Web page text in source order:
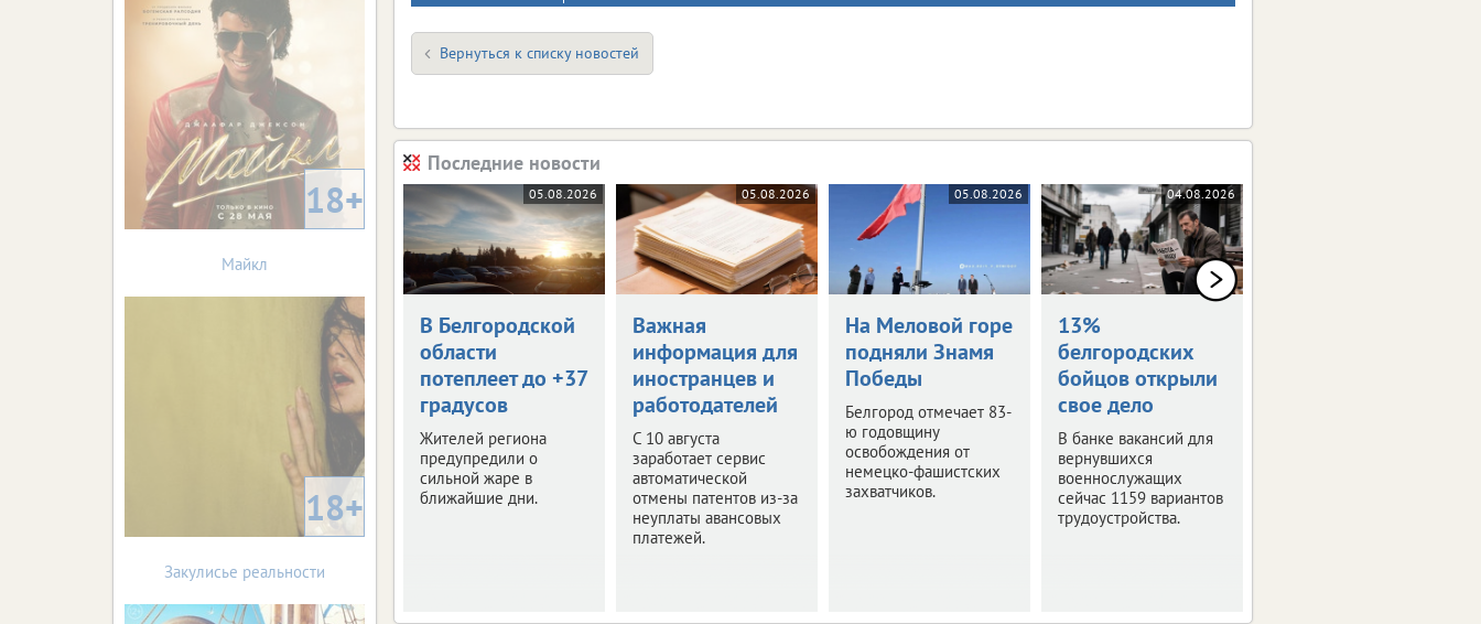
Вернуться к списку новостей
Последние новости
05.08.2026
В Белгородской
области
потеплеет до +37
градусов
Жителей региона
предупредили о
сильной жаре в
ближайшие дни.
05.08.2026
Важная
информация для
иностранцев и
работодателей
С 10 августа
заработает сервис
автоматической
отмены патентов из-за
неуплаты авансовых
платежей.
05.08.2026
На Меловой горе
подняли Знамя
Победы
Белгород отмечает 83-
ю годовщину
освобождения от
немецко-фашистских
захватчиков.
04.08.2026
13%
белгородских
бойцов открыли
свое дело
В банке вакансий для
вернувшихся
военнослужащих
сейчас 1159 вариантов
трудоустройства.
18+
Майкл
18+
Закулисье реальности